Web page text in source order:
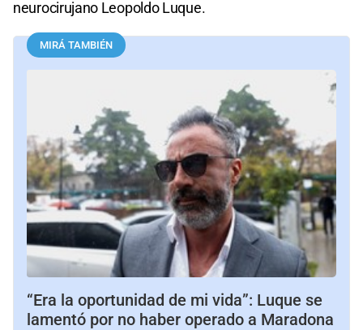
neurocirujano Leopoldo Luque.
MIRÁ TAMBIÉN
“Era la oportunidad de mi vida”: Luque se
lamentó por no haber operado a Maradona